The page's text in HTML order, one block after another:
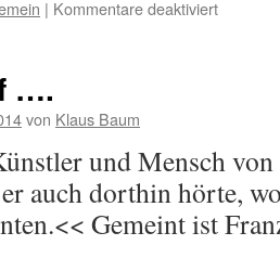
| Kommentare deaktiviert
….
von Klaus Baum
und Mensch
auch dorthin hörte,
Gemeint ist